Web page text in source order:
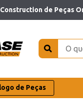
Construction de Peças
de Peças